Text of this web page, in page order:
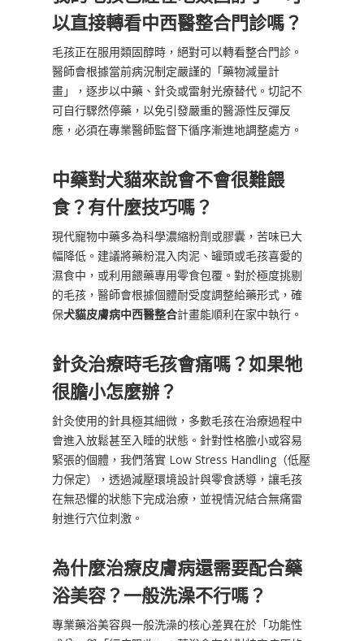
以直接轉看中西醫整合門診嗎？
毛孩正在服用類固醇時，絕對可以轉看整合門診。
醫師會根據當前病況制定嚴謹的「藥物減量計
畫」，逐步以中藥、針灸或雷射光療替代。切記不
可自行驟然停藥，以免引發嚴重的醫源性反彈反
應，必須在專業醫師監督下循序漸進地調整處方。
中藥對犬貓來說會不會很難餵
食？有什麼技巧嗎？
現代寵物中藥多為科學濃縮粉劑或膠囊，苦味已大
幅降低。建議將藥粉混入肉泥、罐頭或毛孩喜愛的
濕食中，或利用餵藥專用零食包覆。對於極度挑剔
的毛孩，醫師會根據個體耐受度調整給藥形式，確
保犬貓皮膚病中西醫整合計畫能順利在家中執行。
針灸治療時毛孩會痛嗎？如果牠
很膽小怎麼辦？
針灸使用的針具極其細微，多數毛孩在治療過程中
會進入放鬆甚至入睡的狀態。針對性格膽小或容易
緊張的個體，我們落實 Low Stress Handling（低壓
力保定），透過減壓環境設計與零食誘導，讓毛孩
在無恐懼的狀態下完成治療，並視情況結合無痛雷
射進行穴位刺激。
為什麼治療皮膚病還需要配合藥
浴美容？一般洗澡不行嗎？
專業藥浴美容與一般洗澡的核心差異在於「功能性